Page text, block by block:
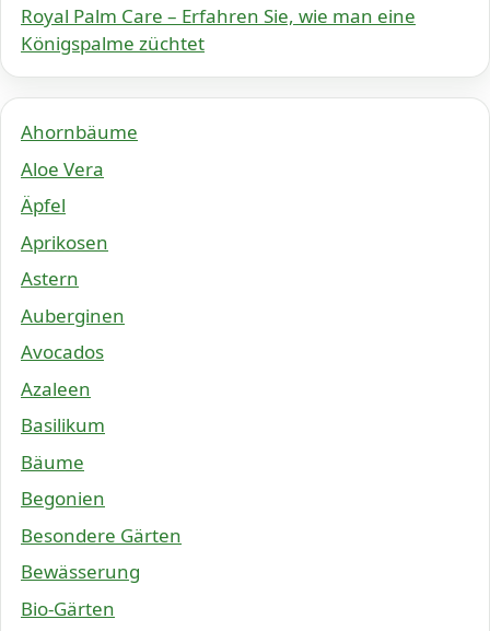
Royal Palm Care – Erfahren Sie, wie man eine
Königspalme züchtet
Ahornbäume
Aloe Vera
Äpfel
Aprikosen
Astern
Auberginen
Avocados
Azaleen
Basilikum
Bäume
Begonien
Besondere Gärten
Bewässerung
Bio-Gärten